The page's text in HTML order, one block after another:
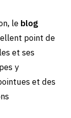
le blog
point de
et ses
y
et des